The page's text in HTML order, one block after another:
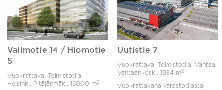
Valimotie 14 / Hiomotie
5
Vuokrattava, Toimistotila,
Helsinki, Pitäjänmäki, 15000 m2
Uutistie 7
Vuokrattava, Toimistotila, Vantaa,
Vantaankoski,1984 m2
Vuokrattavana varastotilasta,